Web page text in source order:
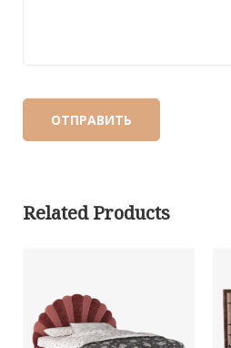
Related Products